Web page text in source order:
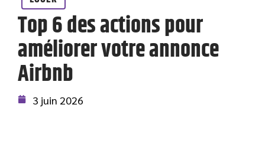
Top 6 des actions pour
améliorer votre annonce
Airbnb
3 juin 2026